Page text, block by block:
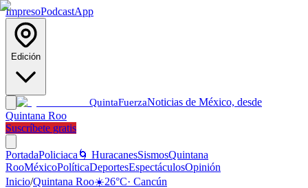
ImpresoPodcastApp
Edición
QuintaFuerzaNoticias de México, desde
Quintana Roo
Suscríbete gratis
PortadaPoliciaca 🌀 HuracanesSismosQuintana
RooMéxicoPolíticaDeportesEspectáculosOpinión
Inicio/Quintana Roo☀️26°C· Cancún